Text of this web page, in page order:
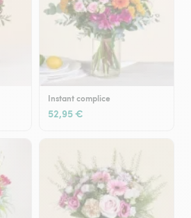
Instant complice
52,95 €